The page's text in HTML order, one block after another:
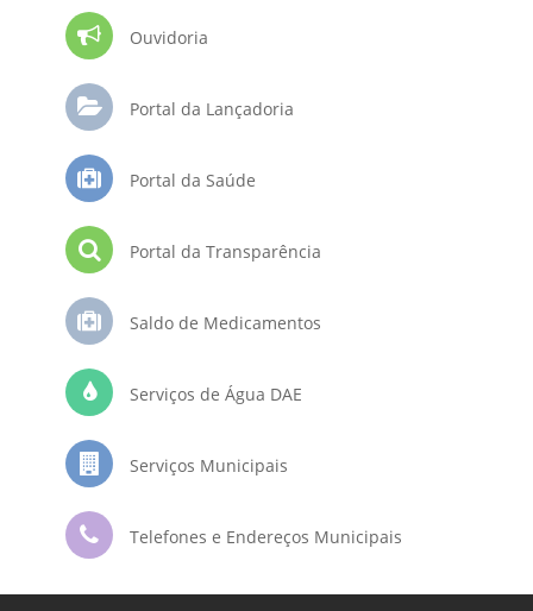
Ouvidoria
Portal da Lançadoria
Portal da Saúde
Portal da Transparência
Saldo de Medicamentos
Serviços de Água DAE
Serviços Municipais
Telefones e Endereços Municipais